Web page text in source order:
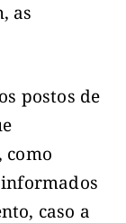
as
postos de
como
caso a